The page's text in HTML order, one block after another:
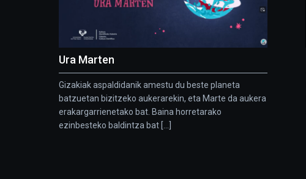
Ura Marten
Gizakiak aspaldidanik amestu du beste planeta
batzuetan bizitzeko aukerarekin, eta Marte da aukera
erakargarrienetako bat. Baina horretarako
ezinbesteko baldintza bat [...]